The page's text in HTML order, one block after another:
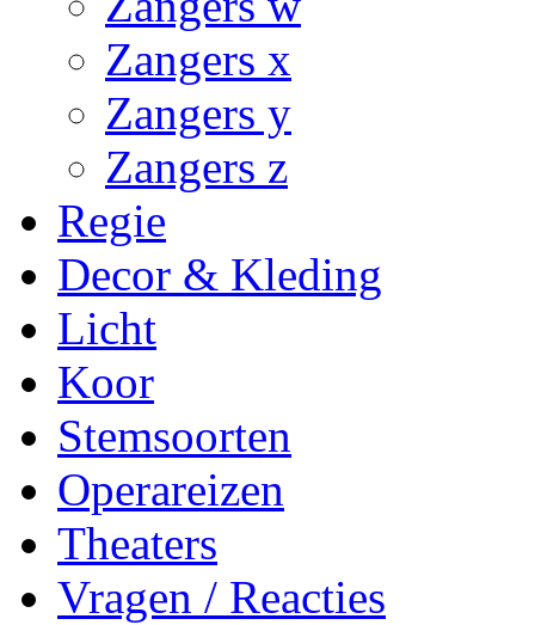
Zangers x
Zangers y
Zangers z
Regie
Decor & Kleding
Licht
Koor
Stemsoorten
Operareizen
Theaters
Vragen / Reacties